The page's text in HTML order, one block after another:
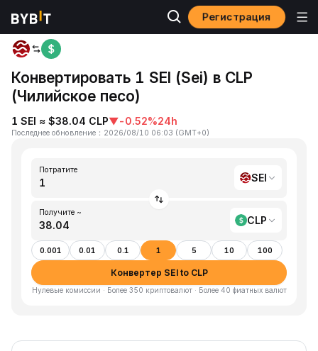
Регистрация
Главная
Конвертировать 1 SEI (Sei) в CLP
(Чилийское песо)
1 SEI ≈ $38.04 CLP▼-0.52%24h
Последнее обновление ： 2026/08/10 06:03 (GMT+0)
Потратите
SEI
Получите ~
CLP
0.001 0.01 0.1 1 5 10 100
Конвертер SEI to CLP
Нулевые комиссии · Более 350 криптовалют · Более 40 фиатных валют